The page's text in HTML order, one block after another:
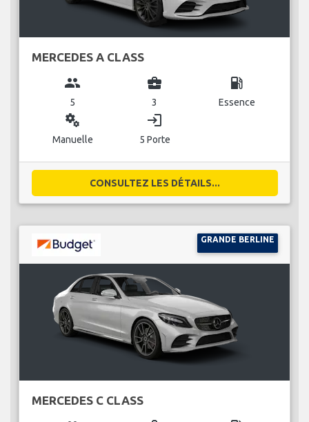
MERCEDES A CLASS
group
5
business_center
3
local_gas_station
Essence
miscellaneous_services
Manuelle
login
5 Porte
CONSULTEZ LES DÉTAILS...
GRANDE BERLINE
MERCEDES C CLASS